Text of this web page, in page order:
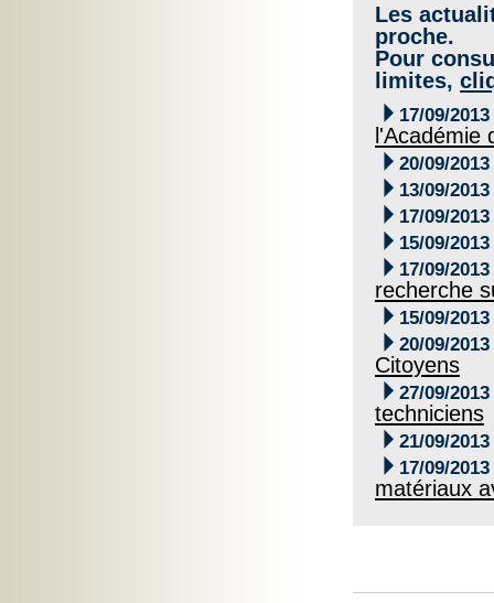
Les
proche.
Pour
limites,
 17/09/2013
l'Académie
 20/09/2013
 13/09/2013
 17/09/2013
 15/09/2013
 17/09/2013
recherche
 15/09/2013
 20/09/2013
Citoyens
 27/09/2013
techniciens
 21/09/2013
 17/09/2013
matériaux